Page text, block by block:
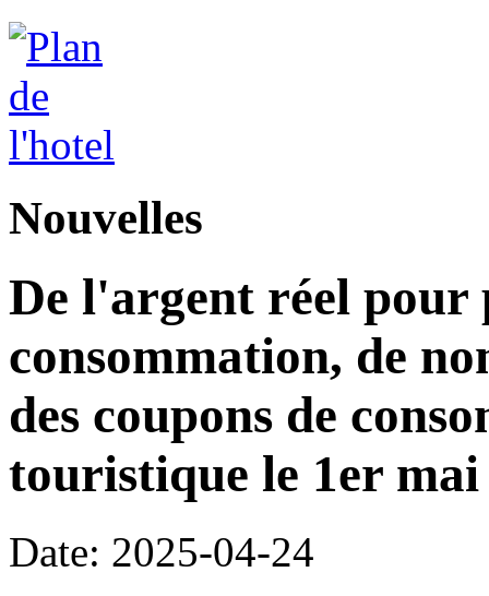
Nouvelles
De l'argent réel
consommation, de
des coupons de
touristique le 1er mai
Date: 2025-04-24